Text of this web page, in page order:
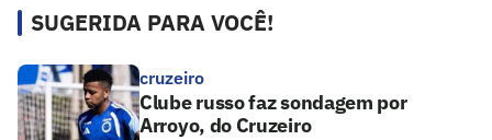
SUGERIDA PARA VOCÊ!
cruzeiro
Clube russo faz sondagem por
Arroyo, do Cruzeiro